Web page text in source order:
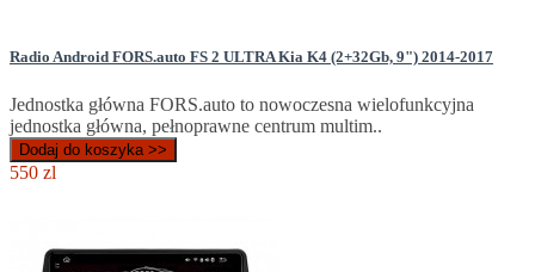
Radio Android FORS.auto FS 2 ULTRA Kia K4 (2+32Gb, 9") 2014-2017
Jednostka główna FORS.auto to nowoczesna wielofunkcyjna
jednostka główna, pełnoprawne centrum multim..
Dodaj do koszyka >>
550 zl